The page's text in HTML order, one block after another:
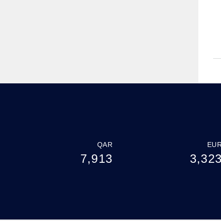
QAR
7,913